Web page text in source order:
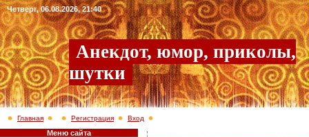
Четверг, 06.08.2026, 21:40
Анекдот, юмор, приколы,
шутки
Главная Регистрация Вход
Меню сайта